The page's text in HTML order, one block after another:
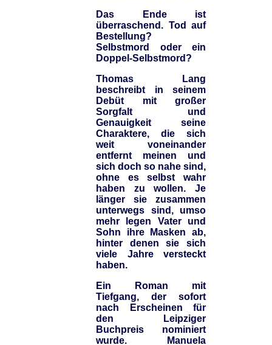
Das Ende ist
überraschend. Tod auf
Bestellung?
Selbstmord oder ein
Doppel-Selbstmord?
Thomas Lang
beschreibt in seinem
Debüt mit großer
Sorgfalt und
Genauigkeit seine
Charaktere, die sich
weit voneinander
entfernt meinen und
sich doch so nahe sind,
ohne es selbst wahr
haben zu wollen. Je
länger sie zusammen
unterwegs sind, umso
mehr legen Vater und
Sohn ihre Masken ab,
hinter denen sie sich
viele Jahre versteckt
haben.
Ein Roman mit
Tiefgang, der sofort
nach Erscheinen für
den Leipziger
Buchpreis nominiert
wurde. Manuela